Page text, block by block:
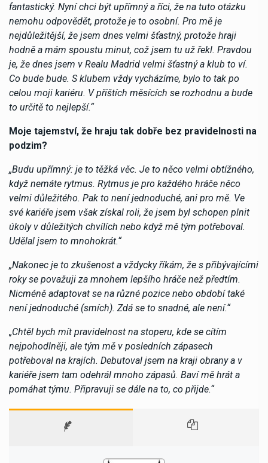
fantastický. Nyní chci být upřímný a říci, že na tuto otázku
nemohu odpovědět, protože je to osobní. Pro mě je
nejdůležitější, že jsem dnes velmi šťastný, protože hraji
hodně a mám spoustu minut, což jsem tu už řekl. Pravdou
je, že dnes jsem v Realu Madrid velmi šťastný a klub to ví.
Co bude bude. S klubem vždy vycházíme, bylo to tak po
celou moji kariéru. V příštích měsících se rozhodnu a bude
to určitě to nejlepší.“
Moje tajemství, že hraju tak dobře bez pravidelnosti na
podzim?
„Budu upřímný: je to těžká věc. Je to něco velmi obtížného, ​​
když nemáte rytmus. Rytmus je pro každého hráče něco
velmi důležitého. Pak to není jednoduché, ani pro mě. Ve
své kariéře jsem však získal roli, že jsem byl schopen plnit
úkoly v důležitých chvílích nebo když mě tým potřeboval.
Udělal jsem to mnohokrát.“
„Nakonec je to zkušenost a vždycky říkám, že s přibývajícími
roky se považuji za mnohem lepšího hráče než předtím.
Nicméně adaptovat se na různé pozice nebo období také
není jednoduché (smích). Zdá se to snadné, ale není.“
„Chtěl bych mít pravidelnost na stoperu, kde se cítím
nejpohodlněji, ale tým mě v posledních zápasech
potřeboval na krajích. Debutoval jsem na kraji obrany a v
kariéře jsem tam odehrál mnoho zápasů. Baví mě hrát a
pomáhat týmu. Připravuji se dále na to, co přijde.“